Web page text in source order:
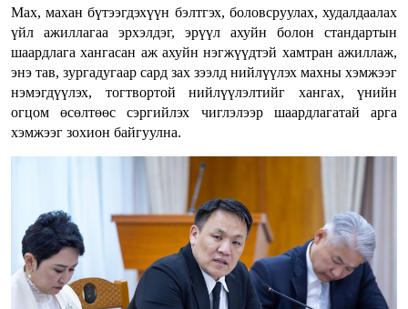
Max, махан бүтээгдэхүүн бэлтгэх, боловсруулах, худалдаалах
үйл ажиллагаа эрхэлдэг, эрүүл ахуйн болон стандартын
шаардлага хангасан аж ахуйн нэгжүүдтэй хамтран ажиллаж,
энэ тав, зургадугаар сард зах зээлд нийлүүлэх махны хэмжээг
нэмэгдүүлэх, тогтвортой нийлүүлэлтийг хангах, үнийн
огцом өсөлтөөс сэргийлэх чиглэлээр шаардлагатай арга
хэмжээг зохион байгуулна.